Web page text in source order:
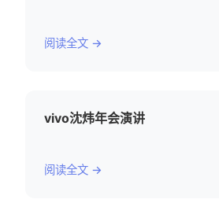
阅读全文 →
vivo沈炜年会演讲
阅读全文 →